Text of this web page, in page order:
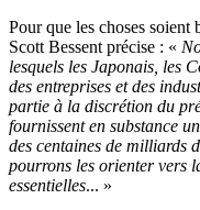
Pour que les choses soient
Scott Bessent précise : «
lesquels les Japonais, les
des entreprises et des
partie à la discrétion du
fournissent en substance
des centaines de milliards
pourrons les orienter vers
essentielles... »